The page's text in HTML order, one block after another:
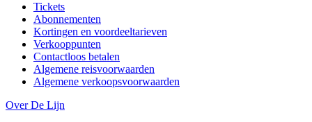
Tickets
Abonnementen
Kortingen en voordeeltarieven
Verkooppunten
Contactloos betalen
Algemene reisvoorwaarden
Algemene verkoopsvoorwaarden
Over De Lijn